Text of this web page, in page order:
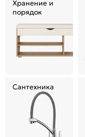
Хранение и
порядок
Сантехника